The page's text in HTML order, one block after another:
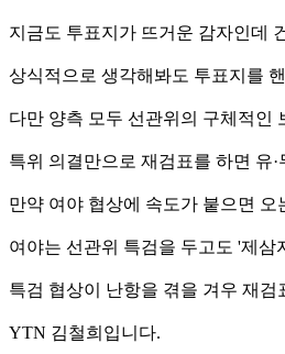
지금도 투표지가 뜨거운 감자인데
상식적으로 생각해봐도 투표지를
다만 양측 모두 선관위의 구체적인
특위 의결만으로 재검표를 하면 유
만약 여야 협상에 속도가 붙으면
여야는 선관위 특검을 두고도 '제
특검 협상이 난항을 겪을 겨우 재
YTN 김철희입니다.